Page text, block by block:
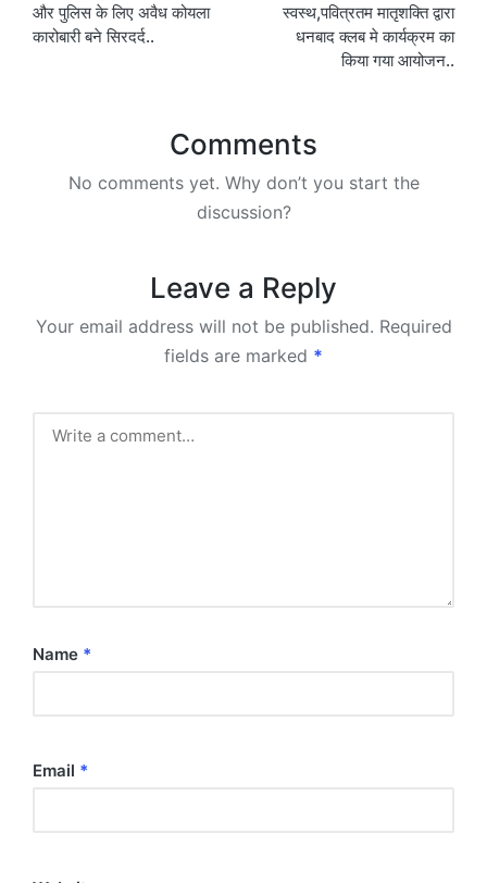
और पुलिस के लिए अवैध कोयला
कारोबारी बने सिरदर्द..
स्वस्थ,पवित्रतम मातृशक्ति द्वारा
धनबाद क्लब मे कार्यक्रम का
किया गया आयोजन..
Comments
No comments yet. Why don’t you start the
discussion?
Leave a Reply
Your email address will not be published. Required
fields are marked *
Name *
Email *